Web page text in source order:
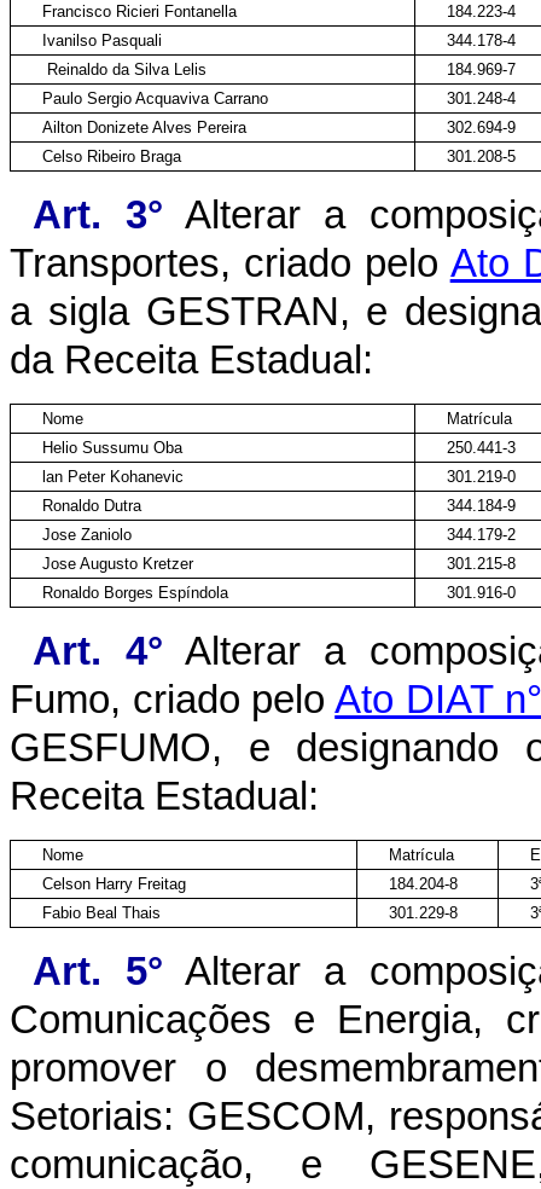
Francisco Ricieri Fontanella
184.223-4
Ivanilso Pasquali
344.178-4
Reinaldo da Silva Lelis
184.969-7
Paulo Sergio Acquaviva Carrano
301.248-4
Ailton Donizete Alves Pereira
302.694-9
Celso Ribeiro Braga
301.208-5
Art. 3° Alterar a
Transportes, criado pelo Ato
a sigla GESTRAN, e
da Receita Estadual:
Nome
Matrícula
Helio Sussumu Oba
250.441-3
lan Peter Kohanevic
301.219-0
Ronaldo Dutra
344.184-9
Jose Zaniolo
344.179-2
Jose Augusto Kretzer
301.215-8
Ronaldo Borges Espíndola
301.916-0
Art. 4° Alterar a
Fumo, criado peloAto DIAT
GESFUMO, e designando
Receita Estadual:
Nome Matrícula
Celson Harry Freitag
184.204-8
Fabio Beal Thais
301.229-8
Art. 5° Alterar a
Comunicações e Energia,
promover o
Setoriais: GESCOM,
comunicação, e